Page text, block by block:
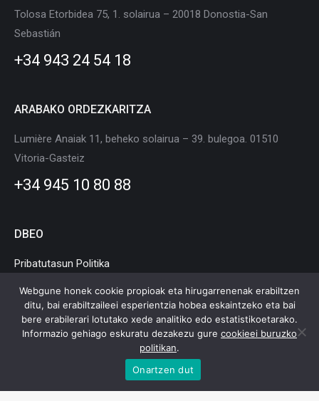
in
new
in
new
in
in
Tolosa Etorbidea 75, 1. solairua – 20018 Donostia-San
Sebastián
+34 943 24 54 18
ARABAKO ORDEZKARITZA
Lumière Anaiak 11, beheko solairua – 39. bulegoa. 01510
Vitoria-Gasteiz
+34 945 10 80 88
DBEO
Pribatutasun Politika
Cookie Politika
Lege Oharra
Euskadiko Mugikortasun eta Logistika Klusterra © Copyright |
Oharra|Pribatutasun Politika|Cookie Politika|Web mapa
Webgune honek cookie propioak eta hirugarrenenak erabiltzen
ditu, bai erabiltzaileei esperientzia hobea eskaintzeko eta bai
bere erabilerari lotutako xede analitiko edo estatistikoetarako.
Informazio gehiago eskuratu dezakezu gure cookieei buruzko
politikan.
Onartzen dut